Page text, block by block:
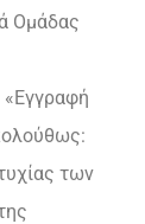
Ομάδας
των